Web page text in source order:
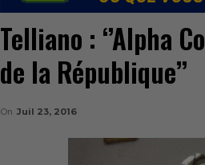
Telliano : ‘’Alpha
de la République’’
On Juil 23, 2016